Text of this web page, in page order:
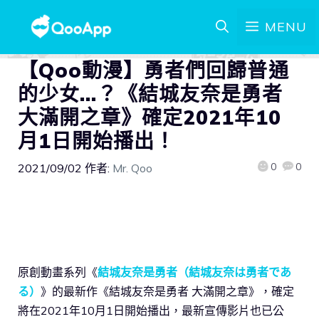
MENU
【Qoo動漫】勇者們回歸普通
的少女…？《結城友奈是勇者
大滿開之章》確定2021年10
月1日開始播出！
2021/09/02 作者: Mr. Qoo 0 0
原創動畫系列《結城友奈是勇者（結城友奈は勇者であ
る） 》的最新作《結城友奈是勇者 大滿開之章》，確定
將在2021年10月1日開始播出，最新宣傳影片也已公